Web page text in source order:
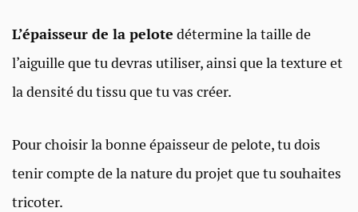
L’épaisseur de la pelote détermine la taille de
l’aiguille que tu devras utiliser, ainsi que la texture et
la densité du tissu que tu vas créer.
Pour choisir la bonne épaisseur de pelote, tu dois
tenir compte de la nature du projet que tu souhaites
tricoter.